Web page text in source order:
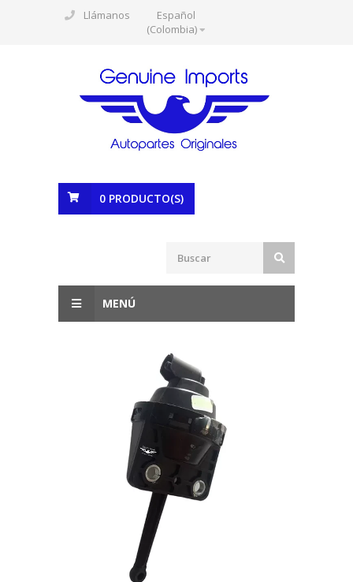
Llámanos
Español
(Colombia)
0 PRODUCTO(S)
MENÚ